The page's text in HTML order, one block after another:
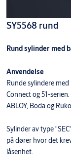
SY5568 rund
Rund sylinder med
Anvendelse
Runde sylindere
Connect og 51-
ABLOY, Boda og
Sylinder av type
på dører hvor det
låsenhet.